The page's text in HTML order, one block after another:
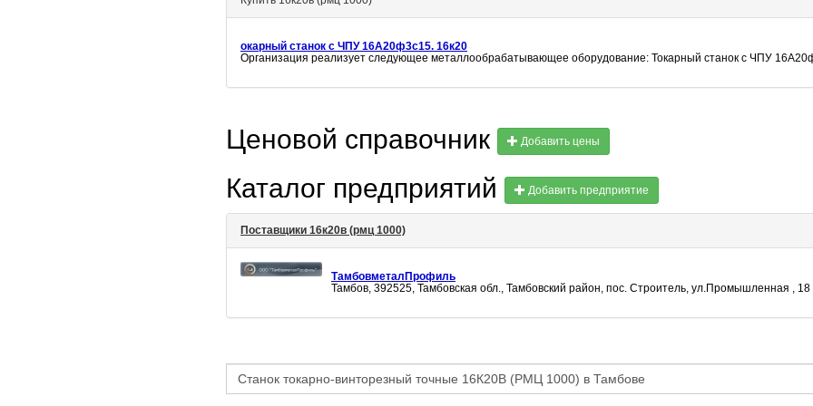
окарный станок с ЧПУ 16А20ф3с15. 16к20
Организация реализует следующее металлообрабатывающее оборудование: Токарный станок с ЧПУ
Ценовой справочник Добавить цены
Каталог предприятий Добавить предприятие
Поставщики 16к20в (рмц 1000)
ТамбовметалПрофиль
Тамбов, 392525, Тамбовская обл., Тамбовский район, пос. Строитель, ул.Промышленная , 18